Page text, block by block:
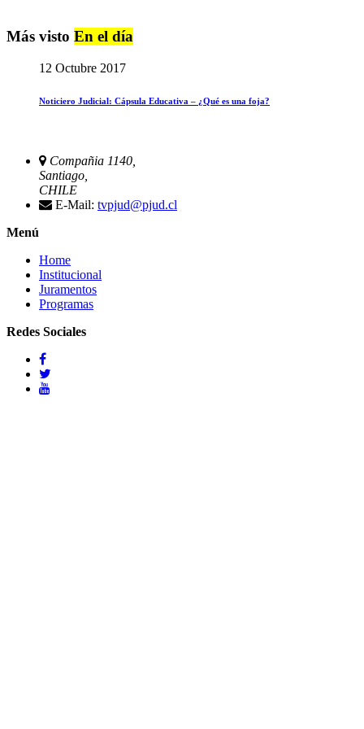
Más visto En el día
12 Octubre 2017
Noticiero Judicial: Cápsula Educativa – ¿Qué es una foja?
Compañia 1140,
Santiago,
CHILE
E-Mail: tvpjud@pjud.cl
Menú
Home
Institucional
Juramentos
Programas
Redes Sociales